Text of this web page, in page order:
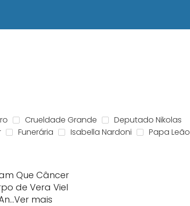
Crueldade Grande
Deputado Nikolas
Funerária Isabella Nardoni
Papa Leão
Que Câncer
de Vera Viel
mais